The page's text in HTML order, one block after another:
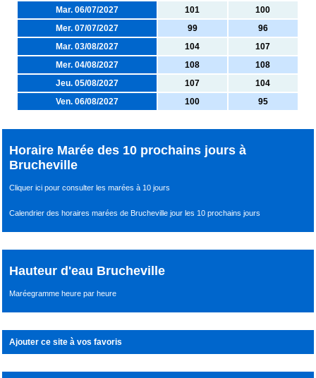
Mar. 06/07/2027
101
100
Mer. 07/07/2027
99
96
Mar. 03/08/2027
104
107
Mer. 04/08/2027
108
108
Jeu. 05/08/2027
107
104
Ven. 06/08/2027
100 95
Horaire Marée des 10 prochains jours à
Brucheville
Cliquer ici pour consulter les marées à 10 jours
Calendrier des horaires marées de Brucheville jour les 10 prochains jours
Hauteur d'eau Brucheville
Maréegramme heure par heure
Ajouter ce site à vos favoris